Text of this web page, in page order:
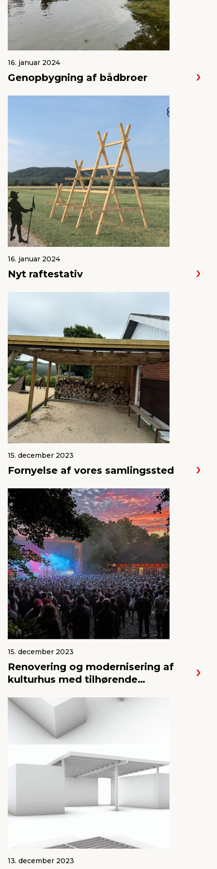
16. januar 2024
Genopbygning af bådbroer
16. januar 2024
Nyt raftestativ
15. december 2023
Fornyelse af vores samlingssted
15. december 2023
Renovering og modernisering af
kulturhus med tilhørende
13. december 2023